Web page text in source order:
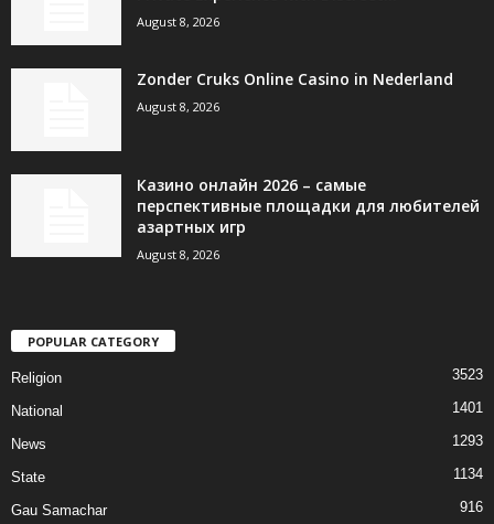
August 8, 2026
Zonder Cruks Online Casino in Nederland
August 8, 2026
Казино онлайн 2026 – самые
перспективные площадки для любителей
азартных игр
August 8, 2026
POPULAR CATEGORY
Religion 3523
National 1401
News 1293
State 1134
Gau Samachar 916